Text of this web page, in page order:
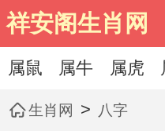
祥安阁生肖网
属鼠 属牛 属虎
生肖网 > 八字